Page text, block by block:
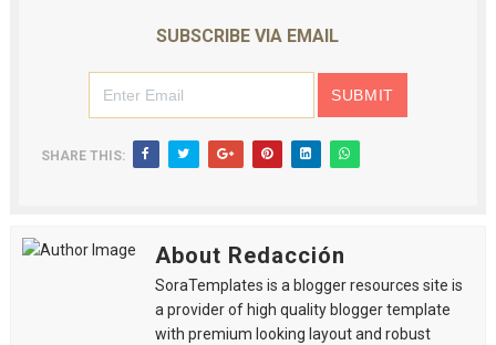
SUBSCRIBE VIA EMAIL
SHARE THIS:
About Redacción
SoraTemplates is a blogger resources site is
a provider of high quality blogger template
with premium looking layout and robust